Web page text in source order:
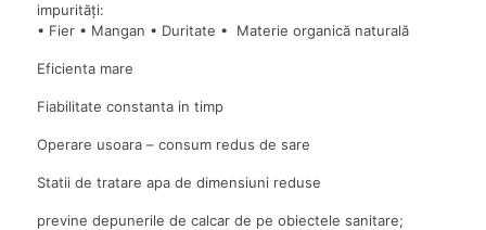
impurități:
• Fier • Mangan • Duritate • Materie organică naturală
Eficienta mare
Fiabilitate constanta in timp
Operare usoara – consum redus de sare
Statii de tratare apa de dimensiuni reduse
previne depunerile de calcar de pe obiectele sanitare;